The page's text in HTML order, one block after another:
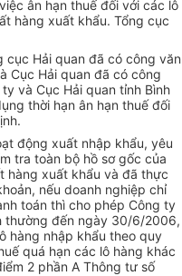
ân hạn thuế đối với các lô
hàng xuất khẩu. Tổng cục
Hải quan đã có công văn
Cục Hải quan đã có công
và Cục Hải quan tỉnh Bình
thời hạn ân hạn thuế đối
động xuất nhập khẩu, yêu
tra toàn bộ hồ sơ gốc của
hàng xuất khẩu và đã thực
nếu doanh nghiệp chỉ
toán thì cho phép Công ty
thường đến ngày 30/6/2006,
hàng nhập khẩu theo quy
quá hạn các lô hàng khác
2 phần A Thông tư số